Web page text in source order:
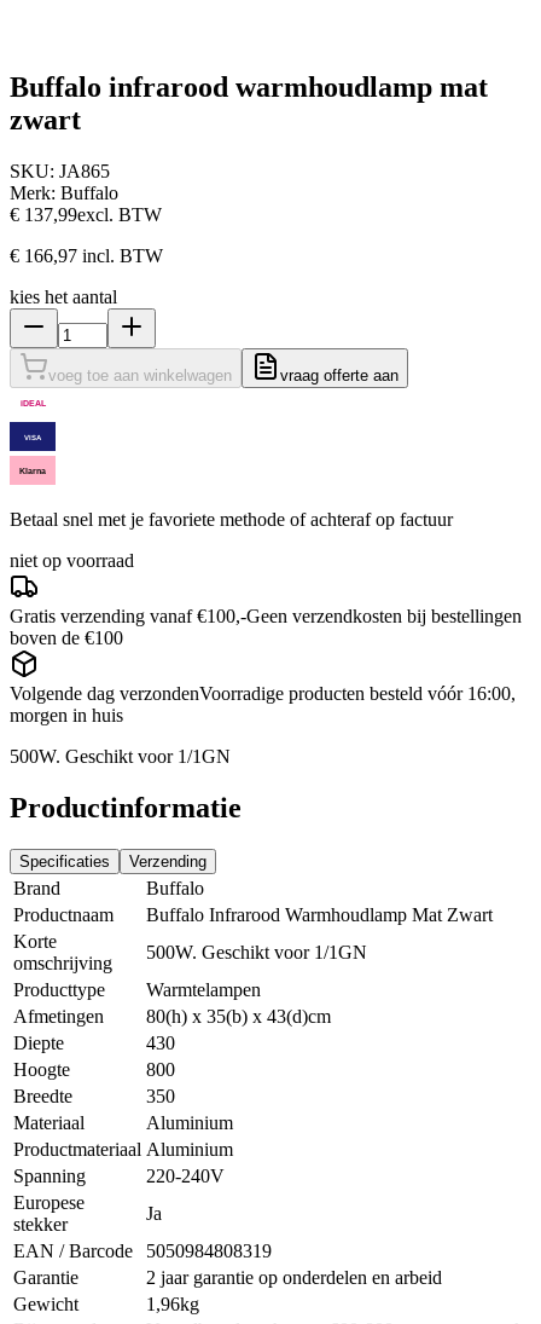
Buffalo infrarood warmhoudlamp mat
zwart
SKU: JA865
Merk: Buffalo
€ 137,99excl. BTW
€ 166,97 incl. BTW
kies het aantal
voeg toe aan winkelwagen vraag offerte aan
iDEAL
VISA
Klarna
Betaal snel met je favoriete methode of achteraf op factuur
niet op voorraad
Gratis verzending vanaf €100,-Geen verzendkosten bij bestellingen
boven de €100
Volgende dag verzondenVoorradige producten besteld vóór 16:00,
morgen in huis
500W. Geschikt voor 1/1GN
Productinformatie
Specificaties Verzending
Brand
Buffalo
Productnaam
Buffalo Infrarood Warmhoudlamp Mat Zwart
Korte
omschrijving
500W. Geschikt voor 1/1GN
Producttype
Warmtelampen
Afmetingen
80(h) x 35(b) x 43(d)cm
Diepte
430
Hoogte
800
Breedte
350
Materiaal
Aluminium
Productmateriaal Aluminium
Spanning
220-240V
Europese
stekker
Ja
EAN / Barcode
5050984808319
Garantie
2 jaar garantie op onderdelen en arbeid
Gewicht
1,96kg